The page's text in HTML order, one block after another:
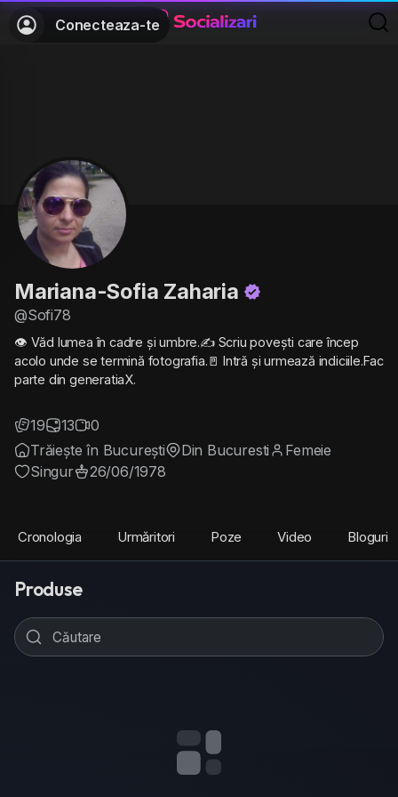
Conecteaza-te
Mariana-Sofia Zaharia
@Sofi78
👁️ Văd lumea în cadre și umbre.✍️ Scriu povești care încep
acolo unde se termină fotografia.🚪 Intră și urmează indiciile.Fac
parte din generatiaX.
19 13
0
Trăiește în București
Din Bucuresti
Femeie
Singur
26/06/1978
Cronologia Urmăritori Poze Video Bloguri
Produse